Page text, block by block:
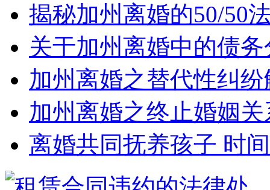
揭秘加州离婚的50/50
关于加州离婚中的债
加州离婚之替代性纠
加州离婚之终止婚姻关
离婚共同抚养孩子 时